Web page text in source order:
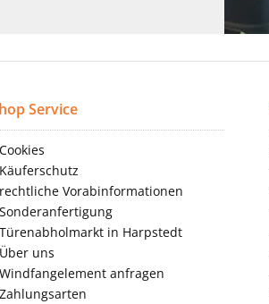
Service
Cookies
Käuferschutz
rechtliche Vorabinformationen
Sonderanfertigung
Türenabholmarkt in Harpstedt
Über uns
Windfangelement anfragen
Zahlungsarten